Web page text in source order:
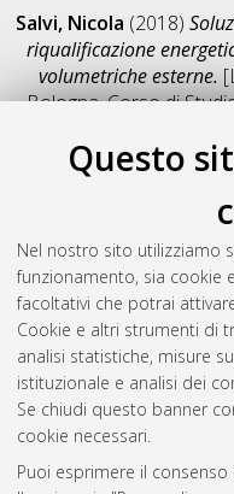
Questo
Nel nostro sito utilizziamo
funzionamento, sia cookie
facoltativi che potrai
Cookie e altri strumenti di
analisi statistiche, misure
istituzionale e analisi dei
Se chiudi questo banner
cookie necessari.
Puoi esprimere il
Salvi, Nicola (2018)
riqualificazione
volumetriche esterne.
Bologna, Corso di
Salva
Il full-text non è
Altri
Gestione
Atom